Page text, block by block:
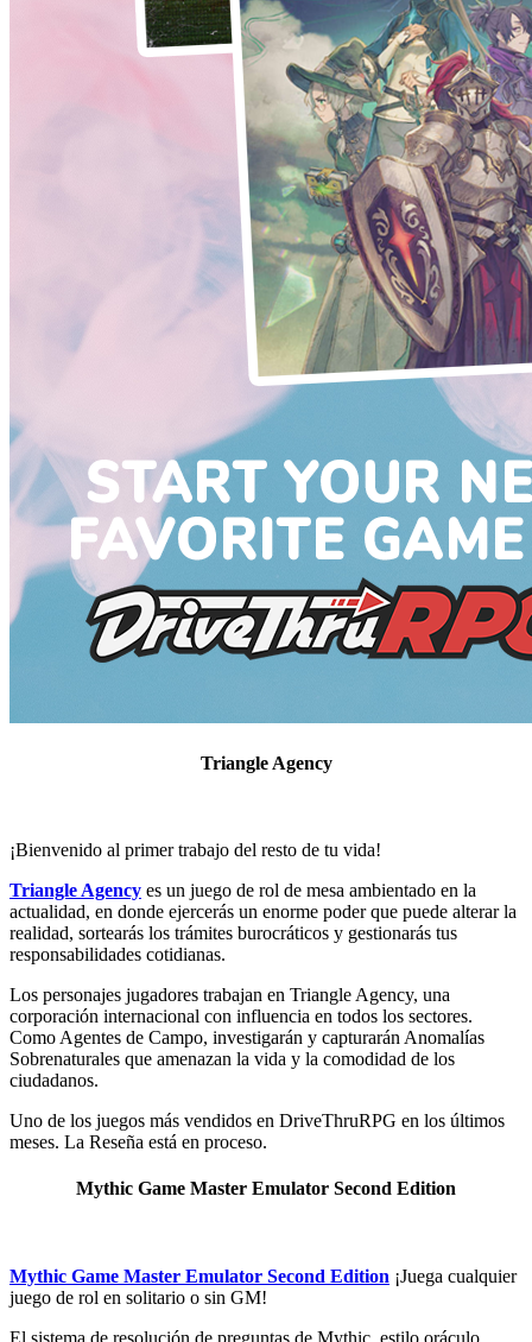
Triangle Agency
¡Bienvenido al primer trabajo del resto de tu vida!
Triangle Agency es un juego de rol de mesa ambientado en la
actualidad, en donde ejercerás un enorme poder que puede alterar la
realidad, sortearás los trámites burocráticos y gestionarás tus
responsabilidades cotidianas.
Los personajes jugadores trabajan en Triangle Agency, una
corporación internacional con influencia en todos los sectores.
Como Agentes de Campo, investigarán y capturarán Anomalías
Sobrenaturales que amenazan la vida y la comodidad de los
ciudadanos.
Uno de los juegos más vendidos en DriveThruRPG en los últimos
meses. La Reseña está en proceso.
Mythic Game Master Emulator Second Edition
Mythic Game Master Emulator Second Edition ¡Juega cualquier
juego de rol en solitario o sin GM!
El sistema de resolución de preguntas de Mythic, estilo oráculo,